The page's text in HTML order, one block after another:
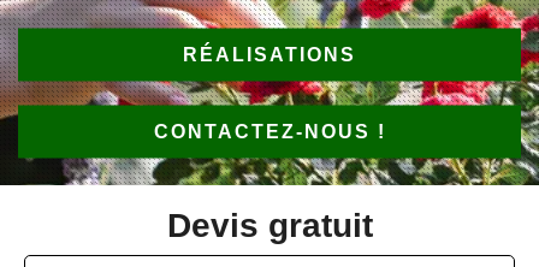
RÉALISATIONS
CONTACTEZ-NOUS !
Devis gratuit